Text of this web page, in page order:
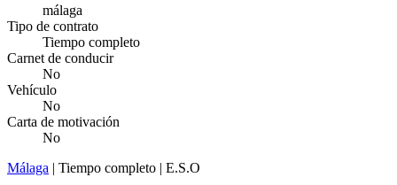
málaga
Tipo de contrato
Tiempo completo
Carnet de conducir
No
Vehículo
No
Carta de motivación
No
Málaga | Tiempo completo | E.S.O